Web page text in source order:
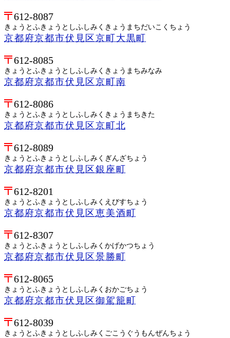
612-8087
きょうとふきょうとしふしみくきょうまちだいこくちょう
京都府京都市伏見区京町大黒町
612-8085
きょうとふきょうとしふしみくきょうまちみなみ
京都府京都市伏見区京町南
612-8086
きょうとふきょうとしふしみくきょうまちきた
京都府京都市伏見区京町北
612-8089
きょうとふきょうとしふしみくぎんざちょう
京都府京都市伏見区銀座町
612-8201
きょうとふきょうとしふしみくえびすちょう
京都府京都市伏見区恵美酒町
612-8307
きょうとふきょうとしふしみくかげかつちょう
京都府京都市伏見区景勝町
612-8065
きょうとふきょうとしふしみくおかごちょう
京都府京都市伏見区御駕籠町
612-8039
きょうとふきょうとしふしみくごこうぐうもんぜんちょう